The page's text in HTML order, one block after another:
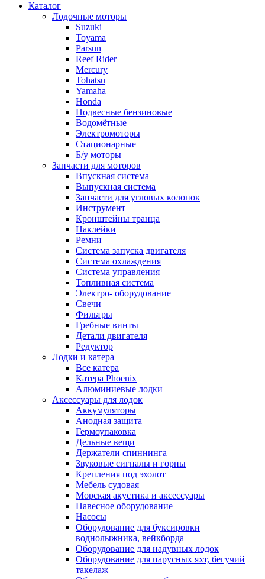
Каталог
Лодочные моторы
Suzuki
Toyama
Parsun
Reef Rider
Mercury
Tohatsu
Yamaha
Honda
Подвесные бензиновые
Водомётные
Электромоторы
Стационарные
Б/у моторы
Запчасти для моторов
Впускная система
Выпускная система
Запчасти для угловых колонок
Инструмент
Кронштейны транца
Наклейки
Ремни
Система запуска двигателя
Система охлаждения
Система управления
Топливная система
Электро- оборудование
Свечи
Фильтры
Гребные винты
Детали двигателя
Редуктор
Лодки и катера
Все катера
Катера Phoenix
Алюминиевые лодки
Аксессуары для лодок
Аккумуляторы
Анодная защита
Гермоупаковка
Дельные вещи
Держатели спиннинга
Звуковые сигналы и горны
Крепления под эхолот
Мебель судовая
Морская акустика и аксессуары
Навесное оборудование
Насосы
Оборудование для буксировки
воднолыжника, вейкборда
Оборудование для надувных лодок
Оборудование для парусных яхт, бегучий
такелаж